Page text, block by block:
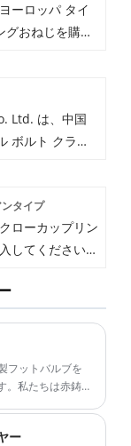
のユニバーサル
満足されていま
信させていただ
ーロッパ タイ
おねじを購入
サル カップリ
います。ご興
のユニバーサル
Ltd. は、中国
ボルト クラン
れたシングルボ
り組んでいま
優先の原則にこ
に高品質のサー
タイプ
ローカップリン
してください。
社はヨーロッパ
ーに興味があ
ロッパタイプ今
返信させていた
フットバルブを
。私たちは赤鋳
ー